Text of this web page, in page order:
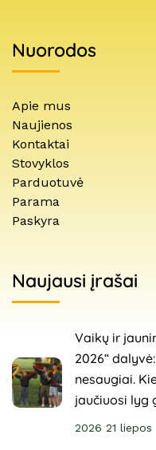
Nuorodos
Apie mus
Naujienos
Kontaktai
Stovyklos
Parduotuvė
Parama
Paskyra
Naujausi įrašai
Vaikų ir
2026“
nesaugiai.
jaučiuosi lyg
2026 21 liepos